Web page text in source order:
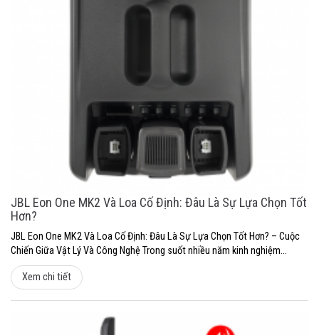
JBL Eon One MK2 Và Loa Cố Định: Đâu Là Sự Lựa Chọn Tốt
Hơn?
JBL Eon One MK2 Và Loa Cố Định: Đâu Là Sự Lựa Chọn Tốt Hơn? – Cuộc
Chiến Giữa Vật Lý Và Công Nghệ Trong suốt nhiều năm kinh nghiệm...
Xem chi tiết